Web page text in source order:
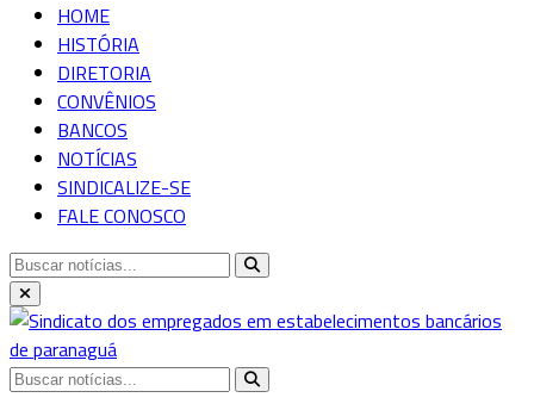
HOME
HISTÓRIA
DIRETORIA
CONVÊNIOS
BANCOS
NOTÍCIAS
SINDICALIZE-SE
FALE CONOSCO